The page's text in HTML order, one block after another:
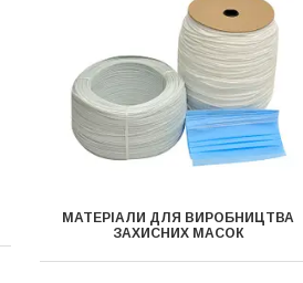
МАТЕРІАЛИ ДЛЯ ВИРОБНИЦТВА
ЗАХИСНИХ МАСОК